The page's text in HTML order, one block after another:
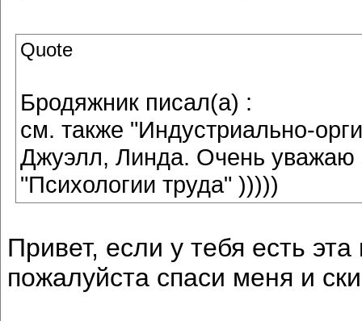
Quote
Бродяжник писал(а) :
см. также "Индустриально-
Джуэлл, Линда. Очень уважаю
"Психологии труда" )))))
Привет, если у тебя есть
пожалуйста спаси меня и